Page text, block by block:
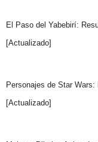
El Paso del Yabebirí:
[Actualizado]
Personajes de Star
[Actualizado]